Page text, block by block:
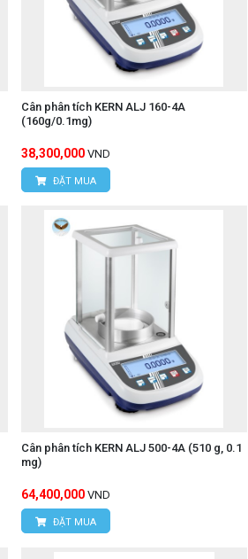
Cân phân tích KERN ALJ 160-4A
(160g/0.1mg)
38,300,000 VND
ĐẶT MUA
Cân phân tích KERN ALJ 500-4A (510 g, 0.1
mg)
64,400,000 VND
ĐẶT MUA